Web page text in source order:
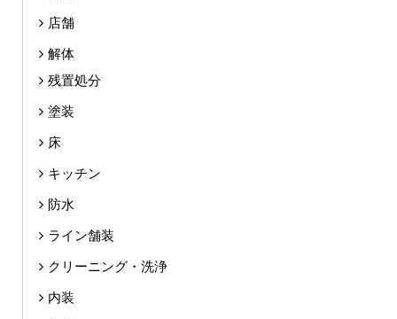
店舗
解体
残置処分
塗装
床
キッチン
防水
ライン舗装
クリーニング・洗浄
内装